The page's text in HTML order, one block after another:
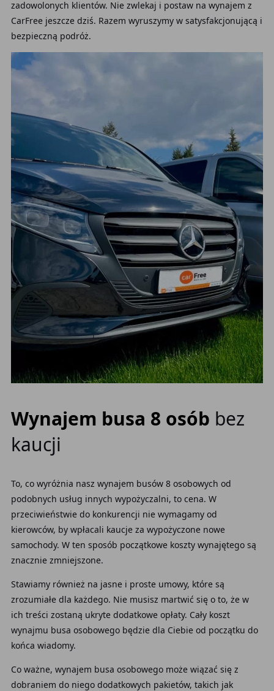
zadowolonych klientów. Nie zwlekaj i postaw na wynajem z
CarFree jeszcze dziś. Razem wyruszymy w satysfakcjonującą i
bezpieczną podróż.
Wynajem busa 8 osób bez
kaucji
To, co wyróżnia nasz wynajem busów 8 osobowych od
podobnych usług innych wypożyczalni, to cena. W
przeciwieństwie do konkurencji nie wymagamy od
kierowców, by wpłacali kaucje za wypożyczone nowe
samochody. W ten sposób początkowe koszty wynajętego są
znacznie zmniejszone.
Stawiamy również na jasne i proste umowy, które są
zrozumiałe dla każdego. Nie musisz martwić się o to, że w
ich treści zostaną ukryte dodatkowe opłaty. Cały koszt
wynajmu busa osobowego będzie dla Ciebie od początku do
końca wiadomy.
Co ważne, wynajem busa osobowego może wiązać się z
dobraniem do niego dodatkowych pakietów, takich jak